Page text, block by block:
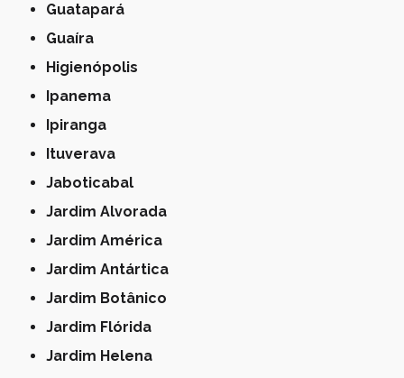
Guatapará
Guaíra
Higienópolis
Ipanema
Ipiranga
Ituverava
Jaboticabal
Jardim Alvorada
Jardim América
Jardim Antártica
Jardim Botânico
Jardim Flórida
Jardim Helena